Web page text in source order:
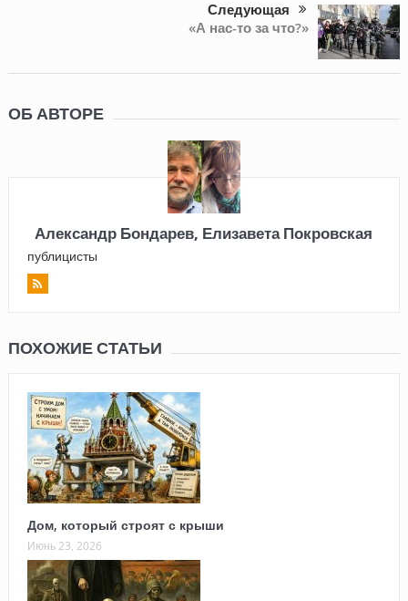
Следующая
«А нас-то за что?»
ОБ АВТОРЕ
Александр Бондарев, Елизавета Покровская
публицисты
ПОХОЖИЕ СТАТЬИ
Дом, который строят с крыши
Июнь 23, 2026